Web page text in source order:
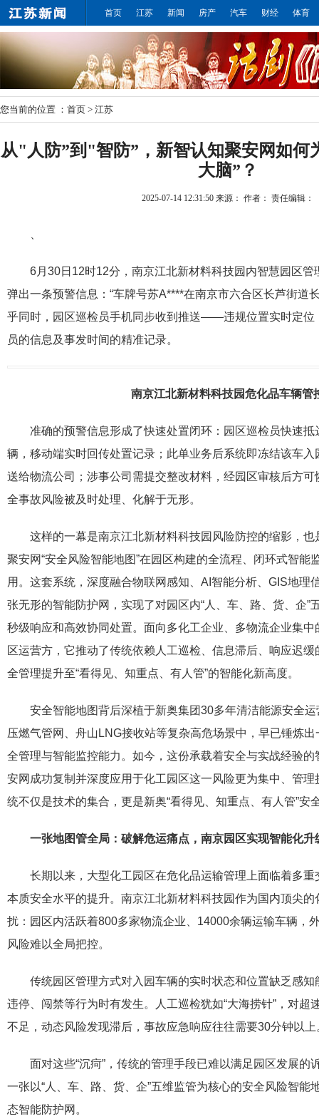
首页 江苏 新闻 房产 汽车 财经 体育
您当前的位置 ： 首页 > 江苏
从"人防”到"智防”，新智认知聚安网如何
大脑”？
2025-07-14 12:31:50 来源： 作者： 责任编辑：
6月30日12时12分，南京江北新材料科技园内智慧园区管
弹出一条预警信息：“车牌号苏A****在南京市六合区长芦街道
乎同时，园区巡检员手机同步收到推送——违规位置实时定位
员的信息及事发时间的精准记录。
南京江北新材料科技园危化品车辆管
准确的预警信息形成了快速处置闭环：园区巡检员快速
辆，移动端实时回传处置记录；此单业务后系统即冻结该车
送给物流公司；涉事公司需提交整改材料，经园区审核后方
全事故风险被及时处理、化解于无形。
这样的一幕是南京江北新材料科技园风险防控的缩影，
聚安网“安全风险智能地图”在园区构建的全流程、闭环式智能
用。这套系统，深度融合物联网感知、AI智能分析、GIS地理
张无形的智能防护网，实现了对园区内“人、车、路、货、企”
秒级响应和高效协同处置。面向多化工企业、多物流企业集
区运营方，它推动了传统依赖人工巡检、信息滞后、响应迟
全管理提升至“看得见、知重点、有人管”的智能化新高度。
安全智能地图背后深植于新奥集团30多年清洁能源安全
压燃气管网、舟山LNG接收站等复杂高危场景中，早已锤炼
全管理与智能监控能力。如今，这份承载着安全与实战经验
安网成功复制并深度应用于化工园区这一风险更为集中、管
统不仅是技术的集合，更是新奥“看得见、知重点、有人管”安
一张地图管全局：破解危运痛点，南京园区实现智能化升
长期以来，大型化工园区在危化品运输管理上面临着多
本质安全水平的提升。南京江北新材料科技园作为国内顶尖
扰：园区内活跃着800多家物流企业、14000余辆运输车辆，
风险难以全局把控。
传统园区管理方式对入园车辆的实时状态和位置缺乏感
违停、闯禁等行为时有发生。人工巡检犹如“大海捞针”，对超
不足，动态风险发现滞后，事故应急响应往往需要30分钟以上
面对这些“沉疴”，传统的管理手段已难以满足园区发展的
一张以“人、车、路、货、企”五维监管为核心的安全风险智能
态智能防护网。